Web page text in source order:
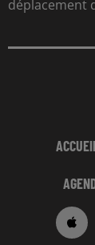
déplacement